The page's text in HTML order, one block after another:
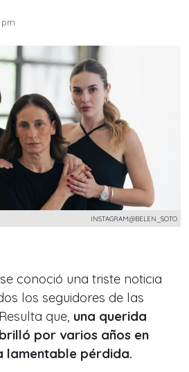
pm
INSTAGRAM@BELEN_SOTO
conoció una triste noticia
los seguidores de las
que, una querida
por varios años en
lamentable pérdida.